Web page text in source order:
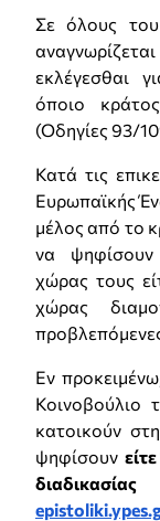
Σε όλους
εκλέγεσθαι
όποιο
(Οδηγίες 93/
Κατά τις
Ευρωπαϊκής
μέλος από το
να ψηφίσουν
χώρας τους
χώρας
Εν
Κοινοβούλιο
κατοικούν
ψηφίσουν